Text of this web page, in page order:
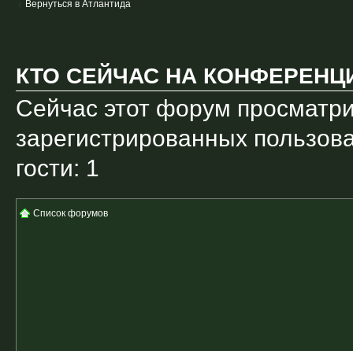
Вернуться в Атлантида
КТО СЕЙЧАС НА
Сейчас этот форум
зарегистрированных
гости: 1
Список форумов